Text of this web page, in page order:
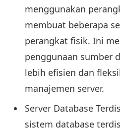
menggunakan
membuat beberapa
perangkat fisik. Ini
penggunaan sumber
lebih efisien dan
manajemen server.
Server Database
sistem database